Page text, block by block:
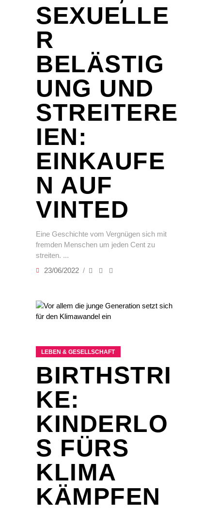
SEXUELLE
R
BELÄSTIG
UNG UND
STREITERE
IEN:
EINKAUFE
N AUF
VINTED
Eine Geschichte vom Vergnügen sich mit
fremden Menschen um jeden Cent zu
streiten.
23/06/2022
LEBEN & GESELLSCHAFT
BIRTHSTRI
KE:
KINDERLO
S FÜRS
KLIMA
KÄMPFEN